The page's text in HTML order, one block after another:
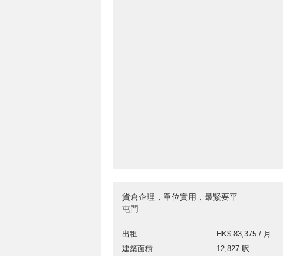
貨倉企理，單位實用，最緊要平
屯門
出租
HK$ 83,375 / 月
建築面積
12,827 呎